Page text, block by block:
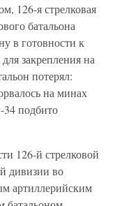
126-я стрелковая
батальона
в готовности к
закрепления на
потерял:
на минах
подбито
126-й стрелковой
дивизии во
артиллерийским